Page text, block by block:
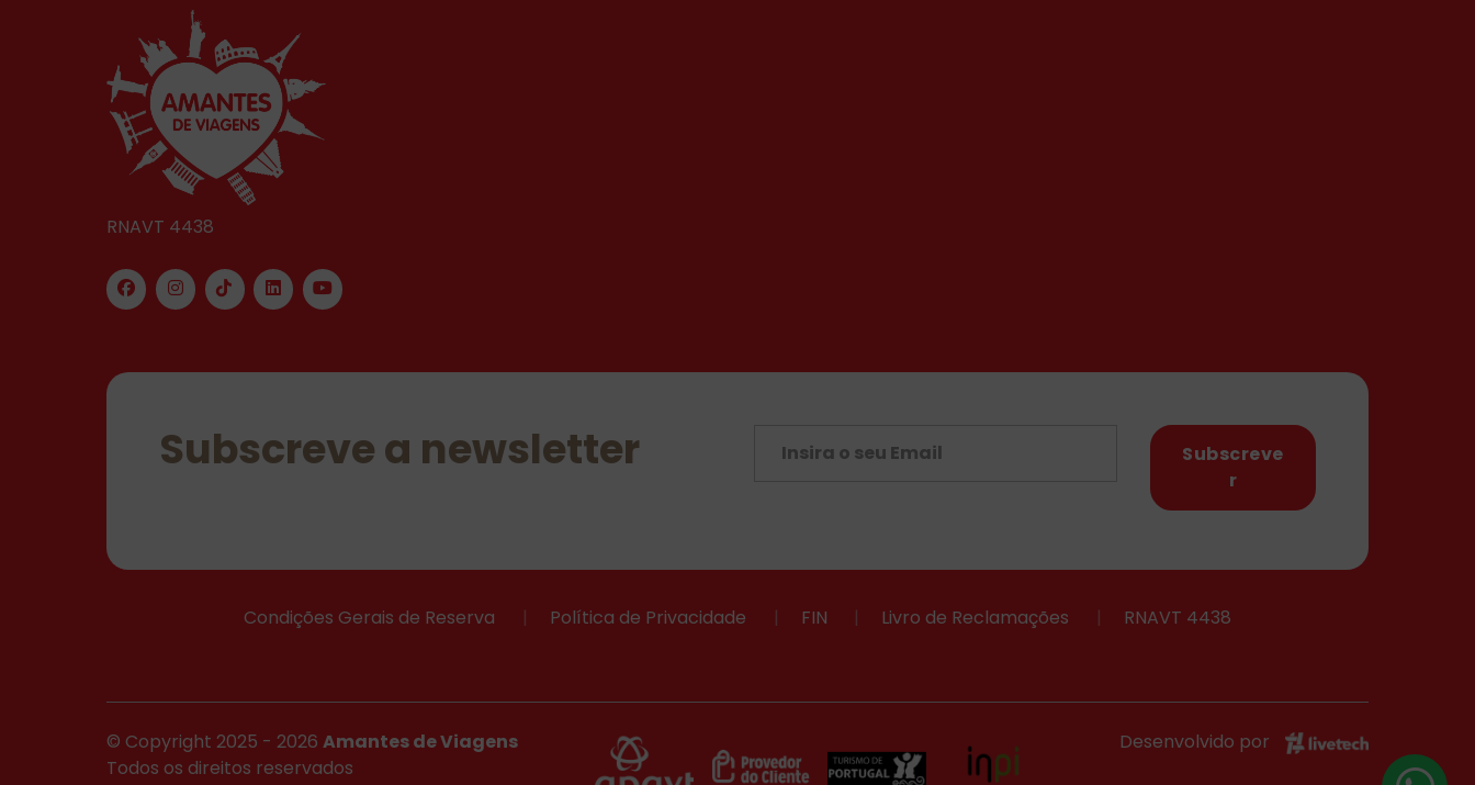
RNAVT 4438
Subscreve a newsletter
Subscreve
r
Condições Gerais de Reserva | Política de Privacidade | FIN | Livro de Reclamações | RNAVT 4438
© Copyright 2025 - 2026 Amantes de Viagens
Todos os direitos reservados
Desenvolvido por